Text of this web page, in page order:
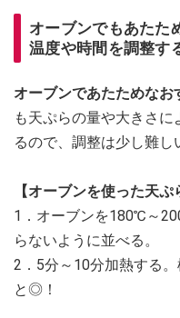
オーブンでもあたた
温度や時間を調整す
オーブンであたためなお
も天ぷらの量や大きさ
るので、調整は少し難し
【オーブンを使った天
1．オーブンを180℃～
らないように並べる。
2．5分～10分加熱する
と◎！